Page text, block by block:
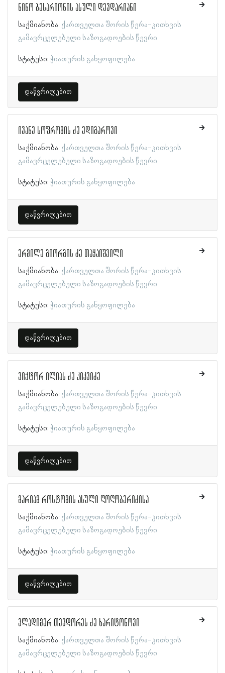
ნინო ბესარიონის ასული დევდარიანი
საქმიანობა: ქართველთა შორის წერა-კითხვის
გამავრცელებელი საზოგადოების წევრი
სტატუსი: ჭიათურის განყოფილება
დაწვრილებით
ივანე სოფრომის ძე ედიგაროვი
საქმიანობა: ქართველთა შორის წერა-კითხვის
გამავრცელებელი საზოგადოების წევრი
სტატუსი: ჭიათურის განყოფილება
დაწვრილებით
ერმილე გიორგის ძე თაყაიშვილი
საქმიანობა: ქართველთა შორის წერა-კითხვის
გამავრცელებელი საზოგადოების წევრი
სტატუსი: ჭიათურის განყოფილება
დაწვრილებით
ვიქტორ ილიას ძე კიკვიძე
საქმიანობა: ქართველთა შორის წერა-კითხვის
გამავრცელებელი საზოგადოების წევრი
სტატუსი: ჭიათურის განყოფილება
დაწვრილებით
მარიამ როსტომის ასული ღოღობერიძისა
საქმიანობა: ქართველთა შორის წერა-კითხვის
გამავრცელებელი საზოგადოების წევრი
სტატუსი: ჭიათურის განყოფილება
დაწვრილებით
ვლადიმერ თევდორეს ძე ხარიტონოვი
საქმიანობა: ქართველთა შორის წერა-კითხვის
გამავრცელებელი საზოგადოების წევრი